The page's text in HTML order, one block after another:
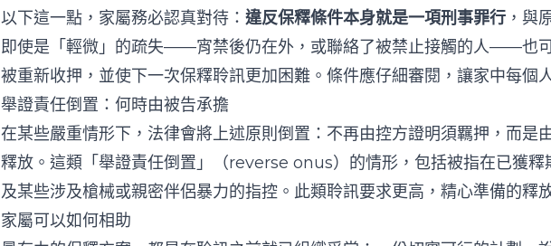
以下這一點，家屬務必認真對待： 違反保釋條件本身就是一項刑事罪行 ，與
即使是「輕微」的疏失——宵禁後仍在外，或聯絡了被禁止接觸的人——也
被重新收押，並使下一次保釋聆訊更加困難。條件應仔細審閱，讓家中每個
舉證責任倒置：何時由被告承擔
在某些嚴重情形下，法律會將上述原則倒置：不再由控方證明須羈押，而是
釋放。這類「舉證責任倒置」（reverse onus）的情形，包括被指在已獲釋
及某些涉及槍械或親密伴侶暴力的指控。此類聆訊要求更高，精心準備的釋
家屬可以如何相助